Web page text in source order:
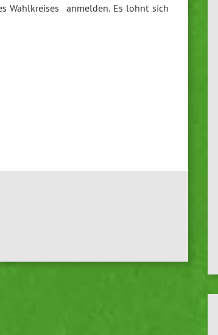
Wahlkreises anmelden. Es lohnt sich